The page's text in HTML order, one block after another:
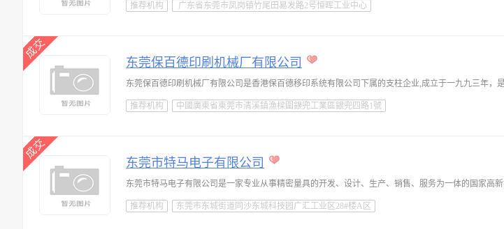
推荐机构 广东省东莞市凤岗镇竹尾田易发路2号恒晖工业中心
东莞保百德印刷机械厂有限公司
推荐机构 中國廣東省東莞市清溪鎮漁樑圍銀兜工業區銀兜四路1號
东莞市特马电子有限公司
推荐机构 东莞市东城街道同沙东城科技园广汇工业区28#楼A区